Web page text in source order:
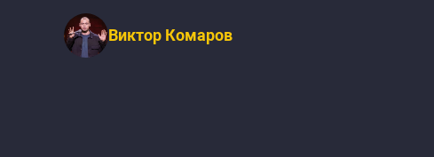
Виктор Комаров